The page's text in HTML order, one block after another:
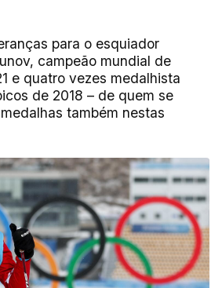
para o esquiador
campeão mundial de
e quatro vezes medalhista
de 2018 – de quem se
também nestas